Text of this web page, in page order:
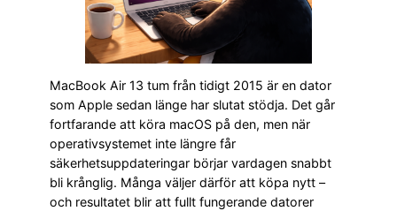
MacBook Air 13 tum från tidigt 2015 är en dator
som Apple sedan länge har slutat stödja. Det går
fortfarande att köra macOS på den, men när
operativsystemet inte längre får
säkerhetsuppdateringar börjar vardagen snabbt
bli krånglig. Många väljer därför att köpa nytt –
och resultatet blir att fullt fungerande datorer